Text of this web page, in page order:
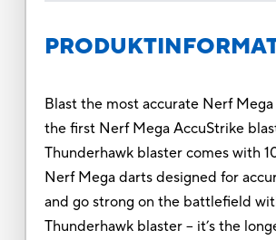
Blast the most accurate Nerf
the first Nerf Mega AccuStrike
Thunderhawk blaster comes with
Nerf Mega darts designed for
and go strong on the battlefield
Thunderhawk blaster -- it’s the